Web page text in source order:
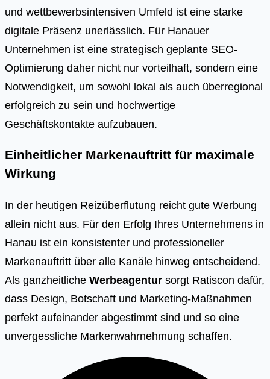
und wettbewerbsintensiven Umfeld ist eine starke
digitale Präsenz unerlässlich. Für Hanauer
Unternehmen ist eine strategisch geplante SEO-
Optimierung daher nicht nur vorteilhaft, sondern eine
Notwendigkeit, um sowohl lokal als auch überregional
erfolgreich zu sein und hochwertige
Geschäftskontakte aufzubauen.
Einheitlicher Markenauftritt für maximale
Wirkung
In der heutigen Reizüberflutung reicht gute Werbung
allein nicht aus. Für den Erfolg Ihres Unternehmens in
Hanau ist ein konsistenter und professioneller
Markenauftritt über alle Kanäle hinweg entscheidend.
Als ganzheitliche Werbeagentur sorgt Ratiscon dafür,
dass Design, Botschaft und Marketing-Maßnahmen
perfekt aufeinander abgestimmt sind und so eine
unvergessliche Markenwahrnehmung schaffen.